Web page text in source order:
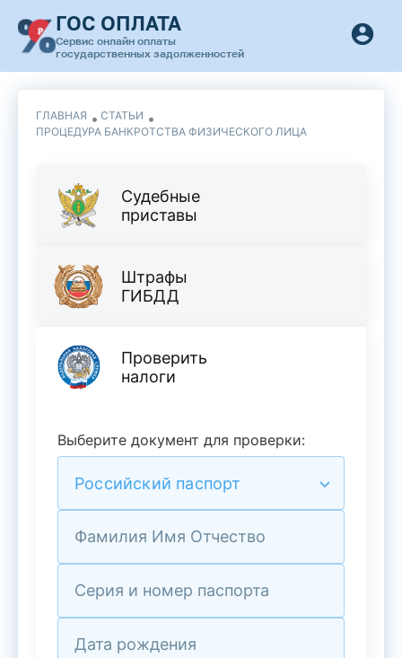
ГОС ОПЛАТА
Сервис онлайн оплаты
государственных задолженностей
ГЛАВНАЯ
СТАТЬИ
​ПРОЦЕДУРА БАНКРОТСТВА ФИЗИЧЕСКОГО ЛИЦА
Судебные
приставы
Штрафы
ГИБДД
Проверить
налоги
Выберите документ для проверки:
Российский паспорт
Фамилия Имя Отчество
Серия и номер паспорта
Дата рождения